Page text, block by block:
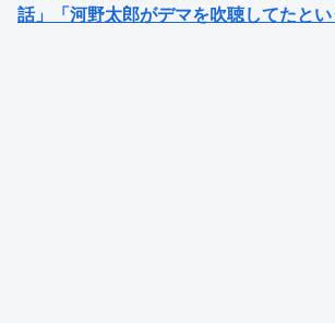
話」「河野太郎がデマを吹聴してたとい